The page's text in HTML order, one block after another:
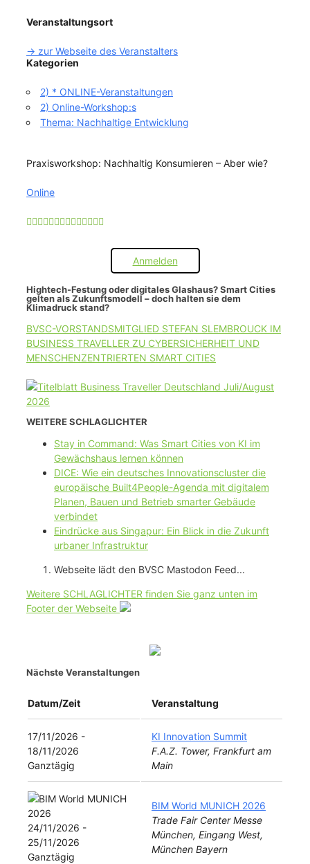
Veranstaltungsort
-> zur Webseite des Veranstalters
Kategorien
2) * ONLINE-Veranstaltungen
2) Online-Workshop:s
Thema: Nachhaltige Entwicklung
Praxisworkshop: Nachhaltig Konsumieren – Aber wie?
Online
Anmelden
Hightech-Festung oder digitales Glashaus? Smart Cities
gelten als Zukunftsmodell – doch halten sie dem
Klimadruck stand?
BVSC-VORSTANDSMITGLIED STEFAN SLEMBROUCK IM
BUSINESS TRAVELLER ZU CYBERSICHERHEIT UND
MENSCHENZENTRIERTEN SMART CITIES
WEITERE SCHLAGLICHTER
Stay in Command: Was Smart Cities von KI im
Gewächshaus lernen können
DICE: Wie ein deutsches Innovationscluster die
europäische Built4People-Agenda mit digitalem
Planen, Bauen und Betrieb smarter Gebäude
verbindet
Eindrücke aus Singapur: Ein Blick in die Zukunft
urbaner Infrastruktur
Webseite lädt den BVSC Mastodon Feed...
Weitere SCHLAGLICHTER finden Sie ganz unten im
Footer der Webseite
Nächste Veranstaltungen
Datum/Zeit Veranstaltung
17/11/2026 -
18/11/2026
Ganztägig
KI Innovation Summit
F.A.Z. Tower, Frankfurt am
Main
24/11/2026 -
25/11/2026
Ganztägig
BIM World MUNICH 2026
Trade Fair Center Messe
München, Eingang West,
München Bayern